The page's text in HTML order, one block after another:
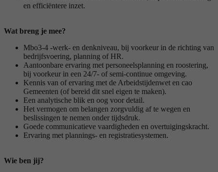
en efficiëntere inzet.
Wat breng je mee?
Mbo3-4 -werk- en denkniveau, bij voorkeur in de richting van
bedrijfsvoering, planning of HR.
Aantoonbare ervaring met personeelsplanning en roostering,
bij voorkeur in een 24/7- of semi-continue omgeving.
Kennis van of ervaring met de Arbeidstijdenwet en cao
Gemeenten (of bereid dit snel eigen te maken).
Een analytische blik en oog voor detail.
Het vermogen om belangen zorgvuldig af te wegen en
beslissingen te nemen onder tijdsdruk.
Goede communicatieve vaardigheden en overtuigingskracht.
Ervaring met plannings- en registratiesystemen.
Wie ben jij?